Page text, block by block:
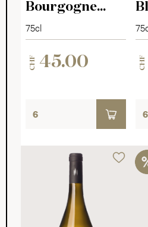
Bourgogne
Sélection
Pomone 2022
75cl
CHF 45.00 CHF